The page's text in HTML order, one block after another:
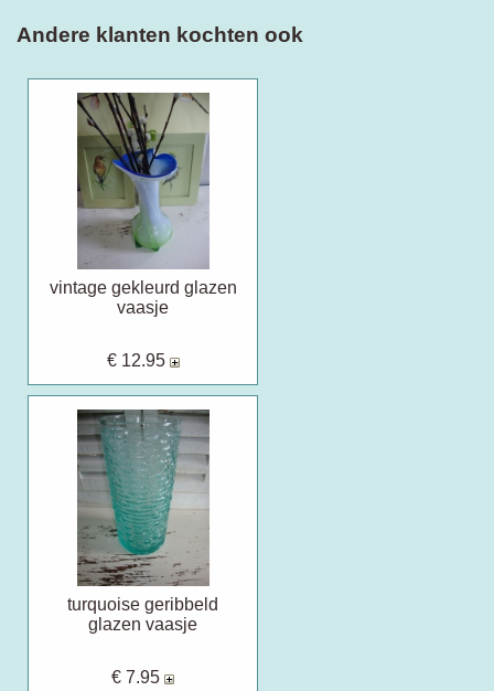
Andere klanten kochten ook
vintage gekleurd glazen
vaasje
€ 12.95
turquoise geribbeld
glazen vaasje
€ 7.95